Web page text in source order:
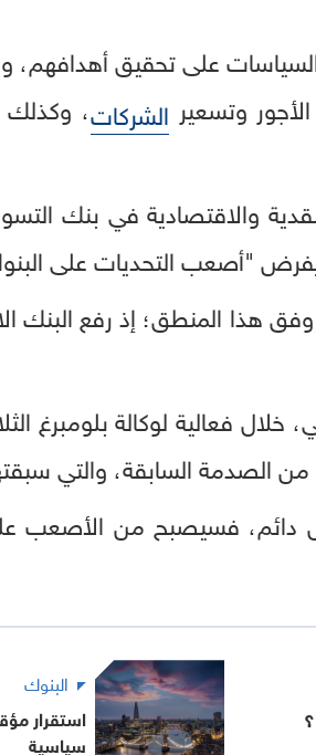
على تحقيق أهدافهم،
وتسعير الشركات،
والاقتصادية في بنك
"أصعب التحديات على
هذا المنطق؛ إذ رفع البنك
فعالية لوكالة بلومبرغ
الصدمة السابقة، والتي
فسيصبح من الأصعب
البنوك
استقرار
سياسية